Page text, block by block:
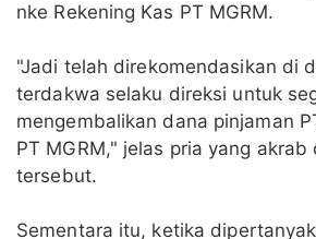
nke Rekening Kas PT MGRM.
"Jadi telah direkomendasikan di
terdakwa selaku direksi untuk
mengembalikan dana pinjaman
PT MGRM," jelas pria yang akrab
tersebut.
Sementara itu, ketika